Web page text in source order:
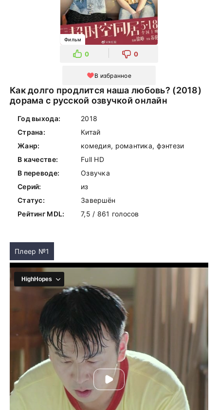
Фильм
0 0
В избранное
Как долго продлится наша любовь? (2018)
дорама с русской озвучкой онлайн
Год выхода:
2018
Страна:
Китай
Жанр:
комедия, романтика, фэнтези
В качестве:
Full HD
В переводе:
Озвучка
Серий:
из
Статус:
Завершён
Рейтинг MDL:
7,5 / 861 голосов
Плеер №1